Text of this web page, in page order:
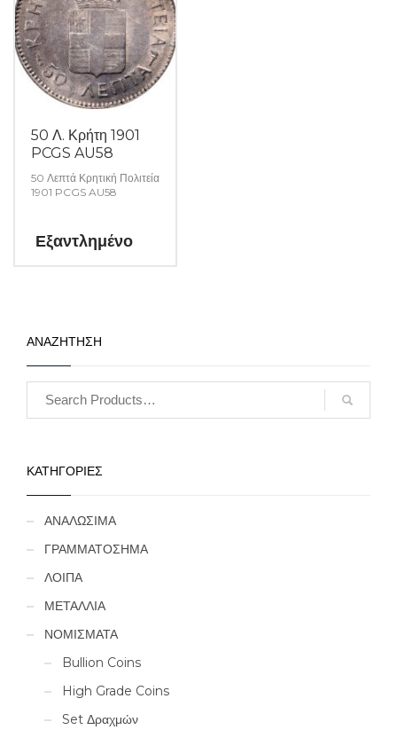
50 Λ. Κρήτη 1901
PCGS AU58
50 Λεπτά Κρητική Πολιτεία
1901 PCGS AU58
Εξαντλημένο
ΑΝΑΖΗΤΗΣΗ
ΚΑΤΗΓΟΡΙΕΣ
ΑΝΑΛΩΣΙΜΑ
ΓΡΑΜΜΑΤΟΣΗΜΑ
ΛΟΙΠΑ
ΜΕΤΑΛΛΙΑ
ΝΟΜΙΣΜΑΤΑ
Bullion Coins
High Grade Coins
Set Δραχμών